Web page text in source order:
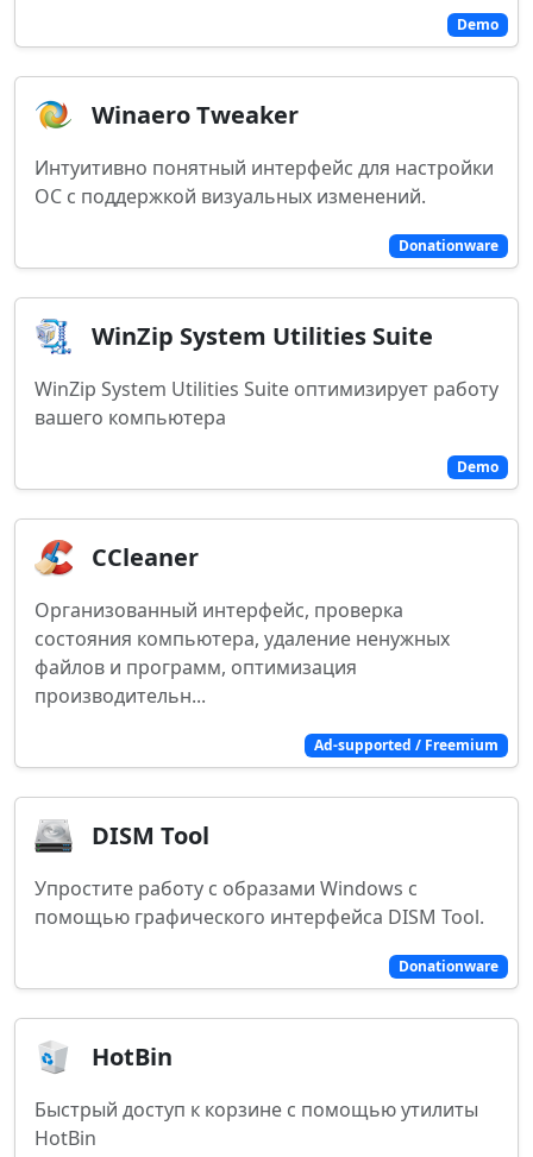
Demo
Donationware
Winaero Tweaker
Интуитивно понятный интерфейс для настройки
ОС с поддержкой визуальных изменений.
Demo
WinZip System Utilities Suite
WinZip System Utilities Suite оптимизирует работу
вашего компьютера
Ad-supported / Freemium
CCleaner
Организованный интерфейс, проверка
состояния компьютера, удаление ненужных
файлов и программ, оптимизация
производительн...
Donationware
DISM Tool
Упростите работу с образами Windows с
помощью графического интерфейса DISM Tool.
HotBin
Быстрый доступ к корзине с помощью утилиты
HotBin